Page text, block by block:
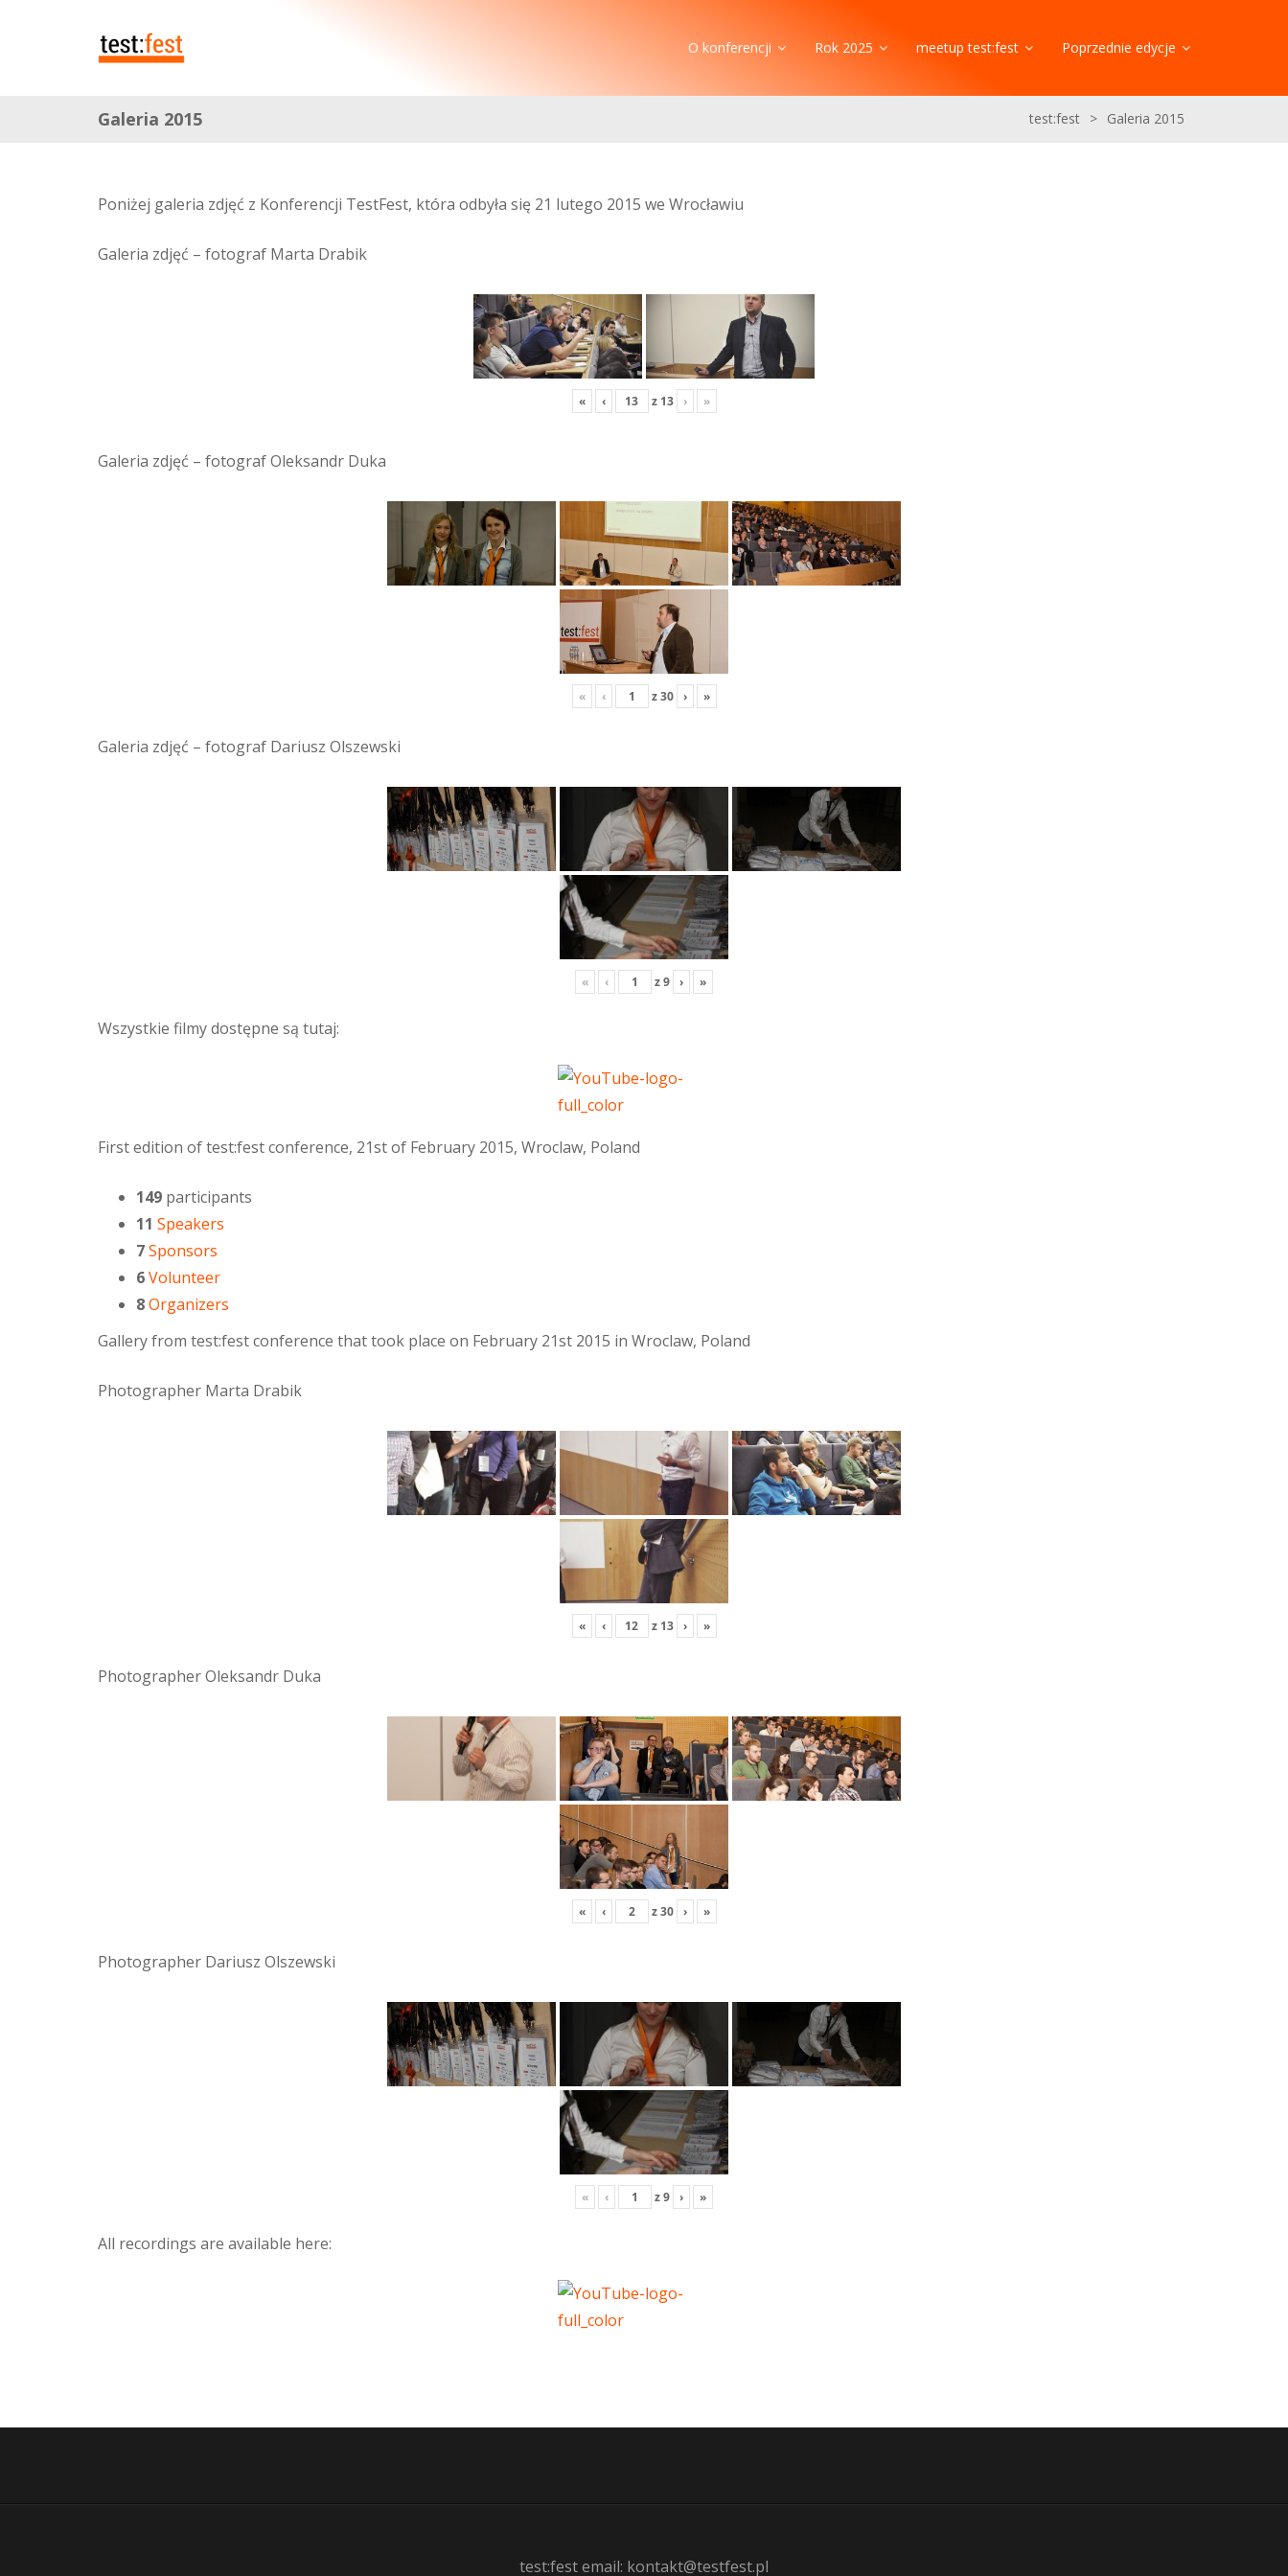
O konferencji Rok 2025 meetup test:fest Poprzednie edycje
Galeria 2015 test:fest > Galeria 2015
Poniżej galeria zdjęć z Konferencji TestFest, która odbyła się 21 lutego 2015 we Wrocławiu
Galeria zdjęć – fotograf Marta Drabik
« ‹ z 13 › »
Galeria zdjęć – fotograf Oleksandr Duka
« ‹ z30 › »
Galeria zdjęć – fotograf Dariusz Olszewski
« ‹ z9 › »
Wszystkie filmy dostępne są tutaj:
First edition of test:fest conference, 21st of February 2015, Wroclaw, Poland
149 participants
11 Speakers
7Sponsors
6Volunteer
8Organizers
Gallery from test:fest conference that took place on February 21st 2015 in Wroclaw, Poland
Photographer Marta Drabik
« ‹ z 13 › »
Photographer Oleksandr Duka
« ‹ z30 › »
Photographer Dariusz Olszewski
« ‹ z9 › »
All recordings are available here:
test:fest email: kontakt@testfest.pl